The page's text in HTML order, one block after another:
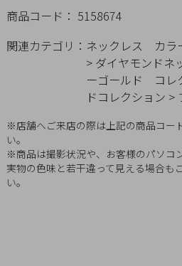
商品コード： 5158674
関連カテゴリ： ネックレス カラ
> ダイヤモンドネ
ーゴールド
コレ
ドコレクション >
※店舗へご来店の際は上記の商品コー
い。
※商品は撮影状況や、お客様のパソコ
実物の色味と若干違って見える場合も
い。
イ
ド